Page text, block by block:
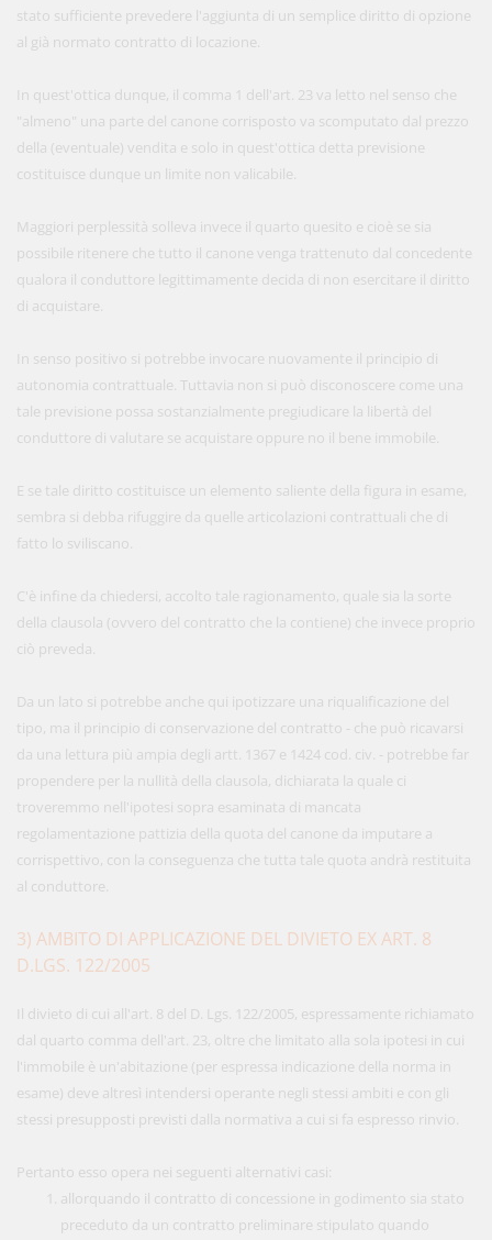
stato sufficiente prevedere l'aggiunta di un semplice diritto di opzione
al già normato contratto di locazione.
In quest'ottica dunque, il comma 1 dell'art. 23 va letto nel senso che
"almeno" una parte del canone corrisposto va scomputato dal prezzo
della (eventuale) vendita e solo in quest'ottica detta previsione
costituisce dunque un limite non valicabile.
Maggiori perplessità solleva invece il quarto quesito e cioè se sia
possibile ritenere che tutto il canone venga trattenuto dal concedente
qualora il conduttore legittimamente decida di non esercitare il diritto
di acquistare.
In senso positivo si potrebbe invocare nuovamente il principio di
autonomia contrattuale. Tuttavia non si può disconoscere come una
tale previsione possa sostanzialmente pregiudicare la libertà del
conduttore di valutare se acquistare oppure no il bene immobile.
E se tale diritto costituisce un elemento saliente della figura in esame,
sembra si debba rifuggire da quelle articolazioni contrattuali che di
fatto lo sviliscano.
C'è infine da chiedersi, accolto tale ragionamento, quale sia la sorte
della clausola (ovvero del contratto che la contiene) che invece proprio
ciò preveda.
Da un lato si potrebbe anche qui ipotizzare una riqualificazione del
tipo, ma il principio di conservazione del contratto - che può ricavarsi
da una lettura più ampia degli artt. 1367 e 1424 cod. civ. - potrebbe far
propendere per la nullità della clausola, dichiarata la quale ci
troveremmo nell'ipotesi sopra esaminata di mancata
regolamentazione pattizia della quota del canone da imputare a
corrispettivo, con la conseguenza che tutta tale quota andrà restituita
al conduttore.
3) AMBITO DI APPLICAZIONE DEL DIVIETO EX ART. 8
D.LGS. 122/2005
Il divieto di cui all'art. 8 del D. Lgs. 122/2005, espressamente richiamato
dal quarto comma dell'art. 23, oltre che limitato alla sola ipotesi in cui
l'immobile è un'abitazione (per espressa indicazione della norma in
esame) deve altresì intendersi operante negli stessi ambiti e con gli
stessi presupposti previsti dalla normativa a cui si fa espresso rinvio.
Pertanto esso opera nei seguenti alternativi casi:
allorquando il contratto di concessione in godimento sia stato
preceduto da un contratto preliminare stipulato quando